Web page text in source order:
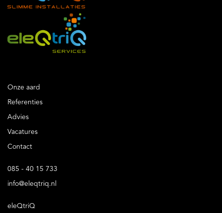
Onze aard
Referenties
Advies
Vacatures
Contact
085 - 40 15 733
info@eleqtriq.nl
eleQtriQ